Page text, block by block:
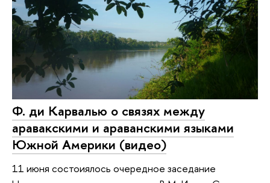
Ф. ди Карвалью о связях между
аравакскими и араванскими языками
Южной Америки (видео)
11 июня состоиялось очередное заседание